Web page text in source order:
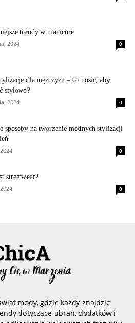
trendy w manicure
2024
0
dla mężczyzn – co nosić, aby
stylowo?
2024
0
sposoby na tworzenie modnych stylizacji
0
streetwear?
0
mody, gdzie każdy znajdzie
dotyczące ubrań, dodatków i